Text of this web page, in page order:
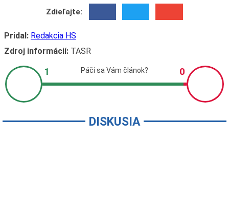
Zdieľajte:
Pridal: Redakcia HS
Zdroj informácií:TASR
DISKUSIA